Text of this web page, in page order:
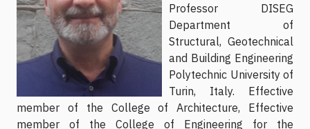
Professor DISEG
Department of
Structural, Geotechnical
and Building Engineering
Polytechnic University of
Turin, Italy. Effective
member of the College of Architecture, Effective
member of the College of Engineering for the